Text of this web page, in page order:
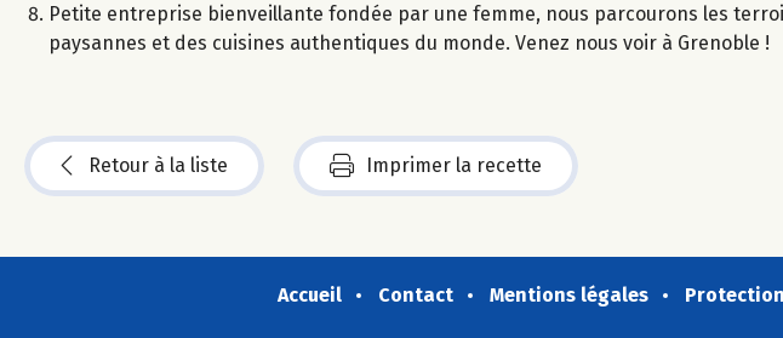
Petite entreprise bienveillante fondée par une femme, nous parcourons les
paysannes et des cuisines authentiques du monde. Venez nous voir à Grenoble !
Retour à la liste Imprimer la recette
Accueil Contact Mentions légales